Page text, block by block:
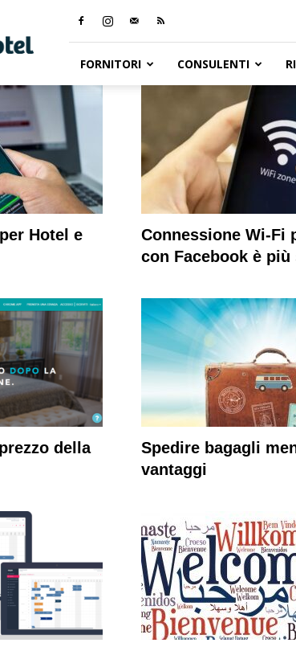
FORNITORI CONSULENTI
Hotel e
Connessione Wi-Fi
con Facebook è più
della
Spedire bagagli
vantaggi